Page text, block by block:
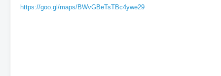
https://goo.gl/maps/BWvGBeTsTBc4ywe29